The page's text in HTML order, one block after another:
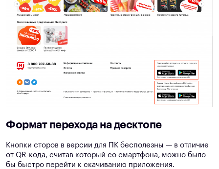
Формат перехода на десктопе
Кнопки сторов в версии для ПК бесполезны — в отличие
от QR-кода, считав который со смартфона, можно было
бы быстро перейти к скачиванию приложения.